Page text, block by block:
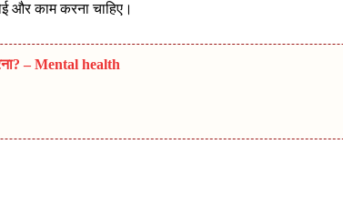
काम करना चाहिए।
– Mental health